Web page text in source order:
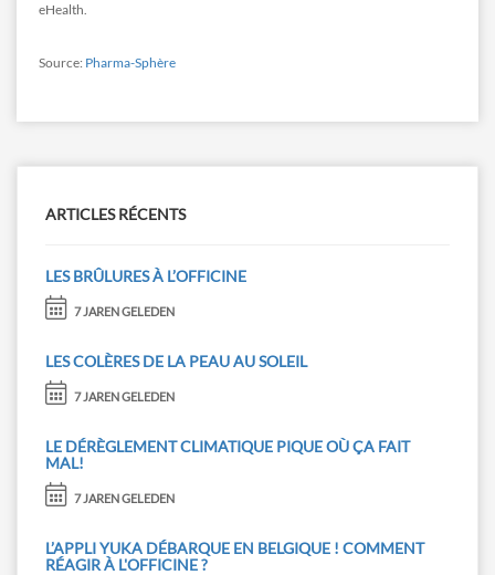
eHealth.
Source: Pharma-Sphère
ARTICLES RÉCENTS
LES BRÛLURES À L’OFFICINE
7 JAREN GELEDEN
LES COLÈRES DE LA PEAU AU SOLEIL
7 JAREN GELEDEN
LE DÉRÈGLEMENT CLIMATIQUE PIQUE OÙ ÇA FAIT
MAL!
7 JAREN GELEDEN
L’APPLI YUKA DÉBARQUE EN BELGIQUE ! COMMENT
RÉAGIR À L'OFFICINE ?